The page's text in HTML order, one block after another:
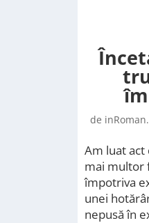
de
Am luat act
mai multor
împotriva
unei
nepusă în